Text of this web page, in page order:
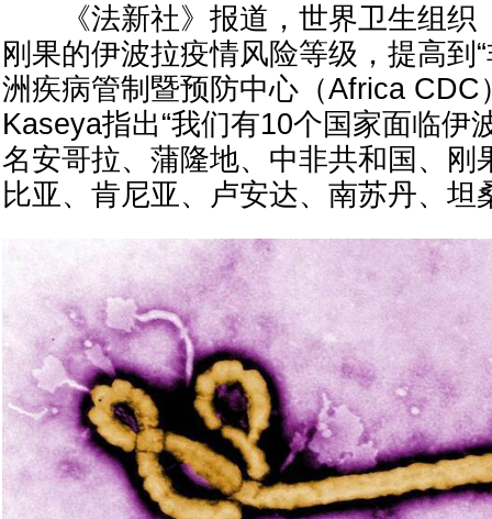
《法新社》报道，世界卫生组织
刚果的伊波拉疫情风险等级，提高到
洲疾病管制暨预防中心（Africa CDC
Kaseya指出“我们有10个国家面临伊
名安哥拉、蒲隆地、中非共和国、刚
比亚、肯尼亚、卢安达、南苏丹、坦